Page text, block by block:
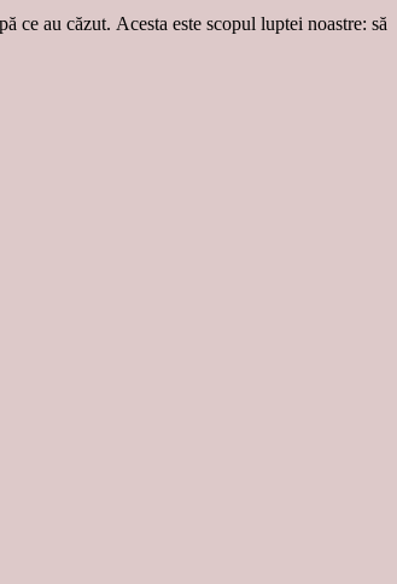
au căzut. Acesta este scopul luptei noastre: să